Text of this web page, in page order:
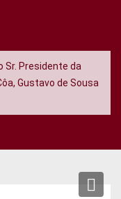
Sr. Presidente da
Gustavo de Sousa